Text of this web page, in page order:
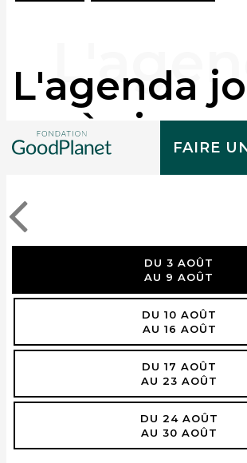
FAIRE
L'agenda
après jour
DU 3 AOÛT
AU 9 AOÛT
DU 10 AOÛT
AU 16 AOÛT
DU 17 AOÛT
AU 23 AOÛT
DU 24 AOÛT
AU 30 AOÛT